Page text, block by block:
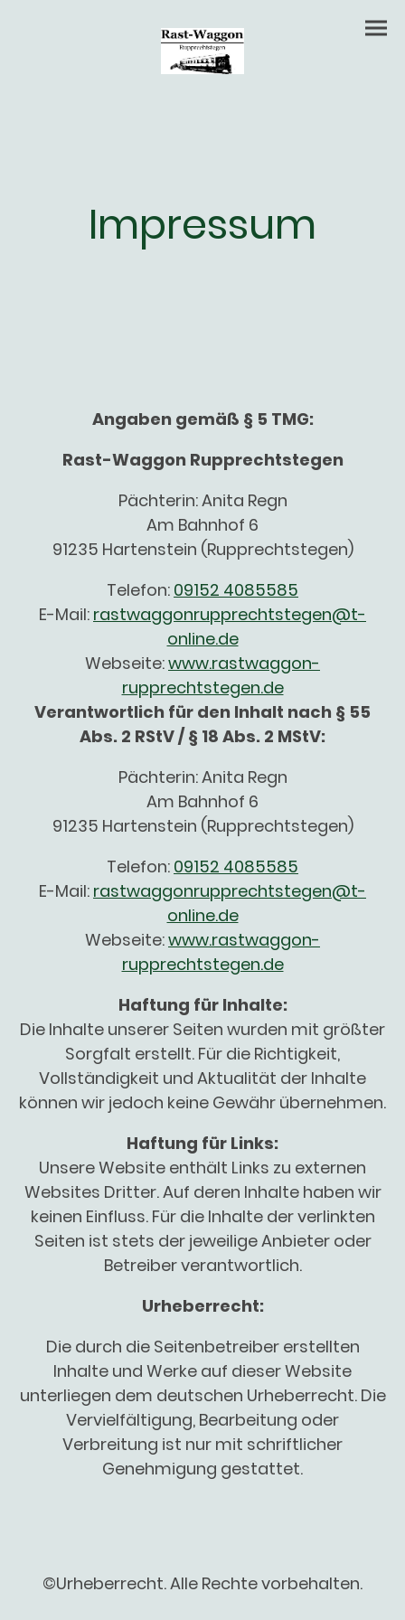
Impressum
Angaben gemäß § 5 TMG:
Rast-Waggon Rupprechtstegen
Pächterin: Anita Regn
Am Bahnhof 6
91235 Hartenstein (Rupprechtstegen)
Telefon: 09152 4085585
E-Mail: rastwaggonrupprechtstegen@t-
online.de
Webseite:www.rastwaggon-
rupprechtstegen.de
Verantwortlich für den Inhalt nach § 55
Abs. 2 RStV / § 18 Abs. 2 MStV:
Pächterin: Anita Regn
Am Bahnhof 6
91235 Hartenstein (Rupprechtstegen)
Telefon: 09152 4085585
E-Mail: rastwaggonrupprechtstegen@t-
online.de
Webseite:www.rastwaggon-
rupprechtstegen.de
Haftung für Inhalte:
Die Inhalte unserer Seiten wurden mit größter
Sorgfalt erstellt. Für die Richtigkeit,
Vollständigkeit und Aktualität der Inhalte
können wir jedoch keine Gewähr übernehmen.
Haftung für Links:
Unsere Website enthält Links zu externen
Websites Dritter. Auf deren Inhalte haben wir
keinen Einfluss. Für die Inhalte der verlinkten
Seiten ist stets der jeweilige Anbieter oder
Betreiber verantwortlich.
Urheberrecht:
Die durch die Seitenbetreiber erstellten
Inhalte und Werke auf dieser Website
unterliegen dem deutschen Urheberrecht. Die
Vervielfältigung, Bearbeitung oder
Verbreitung ist nur mit schriftlicher
Genehmigung gestattet.
©Urheberrecht. Alle Rechte vorbehalten.